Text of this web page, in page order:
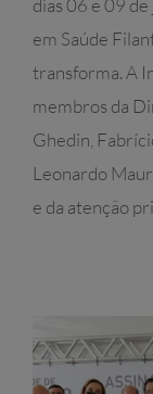
dias 06 e 09
em Saúde
transforma. A
membros da
Ghedin,
Leonardo
e da atenção